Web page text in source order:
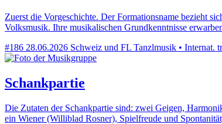
Zuerst die Vorgeschichte. Der Formationsname bezieht
Volksmusik. Ihre musikalischen Grundkenntnisse
#186 28.06.2026 Schweiz und FL Tanzlmusik • Internat.
Schankpartie
Die Zutaten der Schankpartie sind: zwei Geigen,
ein Wiener (Williblad Rosner), Spielfreude und